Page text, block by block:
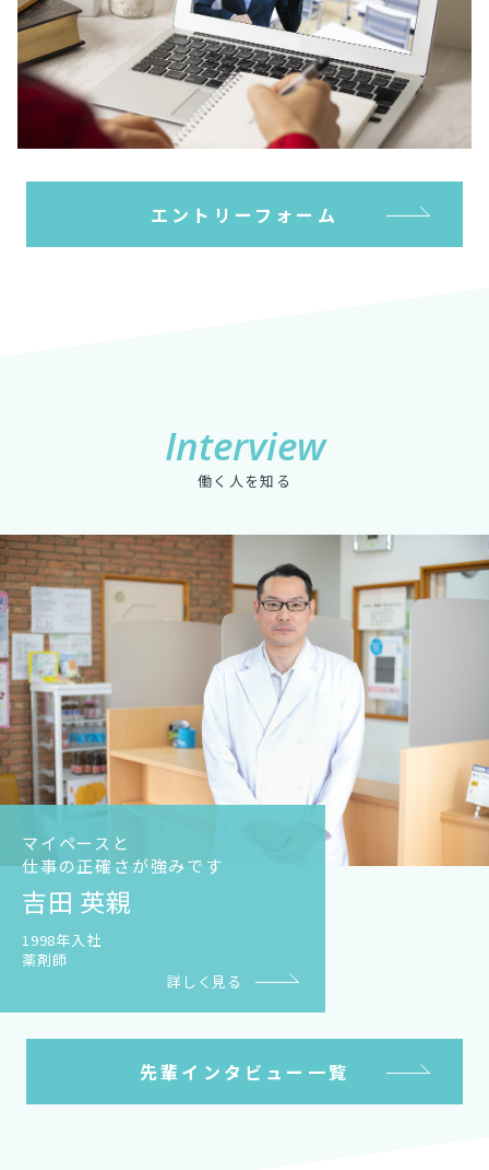
エントリーフォーム
Interview
働く人を知る
マイペースと
仕事の正確さが強みです
吉田 英親
1998年入社
薬剤師
詳しく見る
先輩インタビュー一覧